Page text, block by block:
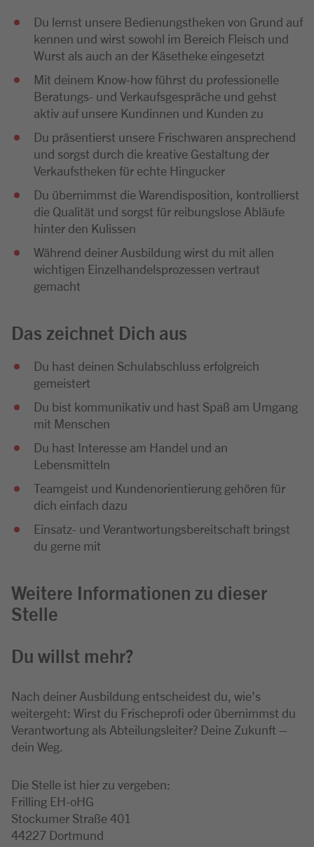
Du lernst unsere Bedienungstheken von Grund auf
kennen und wirst sowohl im Bereich Fleisch und
Wurst als auch an der Käsetheke eingesetzt
Mit deinem Know-how führst du professionelle
Beratungs- und Verkaufsgespräche und gehst
aktiv auf unsere Kundinnen und Kunden zu
Du präsentierst unsere Frischwaren ansprechend
und sorgst durch die kreative Gestaltung der
Verkaufstheken für echte Hingucker
Du übernimmst die Warendisposition, kontrollierst
die Qualität und sorgst für reibungslose Abläufe
hinter den Kulissen
Während deiner Ausbildung wirst du mit allen
wichtigen Einzelhandelsprozessen vertraut
gemacht
Das zeichnet Dich aus
Du hast deinen Schulabschluss erfolgreich
gemeistert
Du bist kommunikativ und hast Spaß am Umgang
mit Menschen
Du hast Interesse am Handel und an
Lebensmitteln
Teamgeist und Kundenorientierung gehören für
dich einfach dazu
Einsatz- und Verantwortungsbereitschaft bringst
du gerne mit
Weitere Informationen zu dieser
Stelle
Du willst mehr?
Nach deiner Ausbildung entscheidest du, wie’s
weitergeht: Wirst du Frischeprofi oder übernimmst du
Verantwortung als Abteilungsleiter? Deine Zukunft –
dein Weg.
Die Stelle ist hier zu vergeben:
Frilling EH-oHG
Stockumer Straße 401
44227 Dortmund